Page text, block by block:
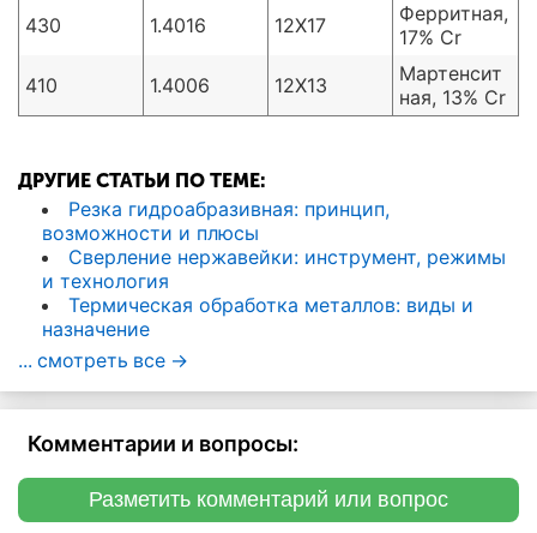
430
1.4016 12Х17
Ферритная,
17% Cr
410
1.4006 12Х13
Мартенсит
ная, 13% Cr
ДРУГИЕ СТАТЬИ ПО ТЕМЕ:
Резка гидроабразивная: принцип,
возможности и плюсы
Сверление нержавейки: инструмент, режимы
и технология
Термическая обработка металлов: виды и
назначение
... смотреть все ->
Комментарии и вопросы:
Разметить комментарий или вопрос